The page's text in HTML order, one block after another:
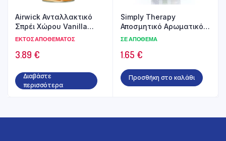
Airwick Ανταλλακτικό
Σπρέι Χώρου Vanilla
Bean 250ml
ΕΚΤΌΣ ΑΠΟΘΈΜΑΤΟΣ
3.89 €
Διαβάστε
περισσότερα
Simply Therapy
Αποσμητικό Αρωματικό
Χώρου με Άρωμα
ΣΕ ΑΠΌΘΕΜΑ
1.65 €
Προσθήκη στο καλάθι